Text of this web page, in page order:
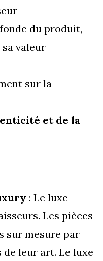
du produit,
valeur
sur la
et de la
: Le luxe
Les pièces
sur mesure par
leur art. Le luxe